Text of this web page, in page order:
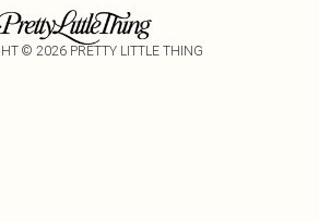
© 2026 PRETTY LITTLE THING